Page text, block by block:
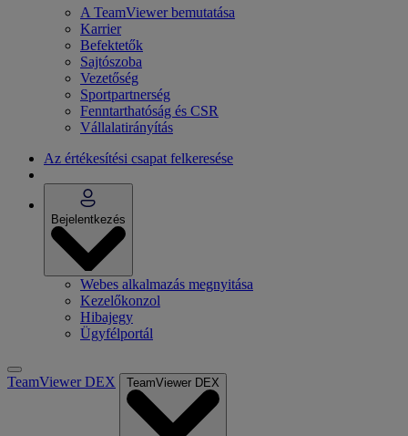
A TeamViewer bemutatása
Karrier
Befektetők
Sajtószoba
Vezetőség
Sportpartnerség
Fenntarthatóság és CSR
Vállalatirányítás
Az értékesítési csapat felkeresése
Bejelentkezés
Webes alkalmazás megnyitása
Kezelőkonzol
Hibajegy
Ügyfélportál
TeamViewer DEX TeamViewer DEX